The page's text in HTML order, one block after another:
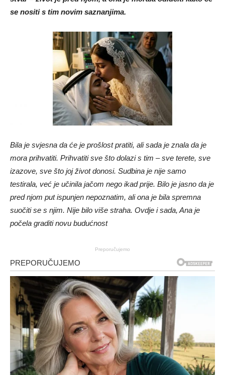
se nositi s tim novim saznanjima.
Bila je svjesna da će je prošlost pratiti, ali sada je znala da je
mora prihvatiti. Prihvatiti sve što dolazi s tim – sve terete, sve
izazove, sve što joj život donosi. Sudbina je nije samo
testirala, već je učinila jačom nego ikad prije. Bilo je jasno da je
pred njom put ispunjen nepoznatim, ali ona je bila spremna
suočiti se s njim. Nije bilo više straha. Ovdje i sada, Ana je
počela graditi novu budućnost
Preporučujemo